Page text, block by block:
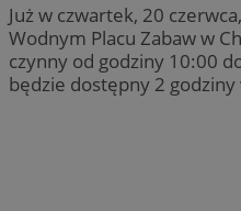
Już w czwartek, 20
Wodnym Placu Zabaw w
czynny od godziny 10:00
będzie dostępny 2